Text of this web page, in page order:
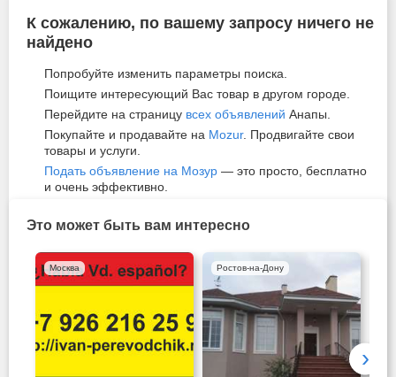
К сожалению, по вашему запросу ничего не
найдено
Попробуйте изменить параметры поиска.
Поищите интересующий Вас товар в другом городе.
Перейдите на страницу всех объявлений Анапы.
Покупайте и продавайте на Mozur. Продвигайте свои
товары и услуги.
Подать объявление на Мозур — это просто, бесплатно
и очень эффективно.
Это может быть вам интересно
Москва Ростов-на-Дону
›